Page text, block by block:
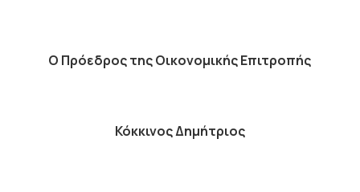
Ο Πρόεδροςτης Οικονομικής Επιτροπής
Κόκκινος Δημήτριος